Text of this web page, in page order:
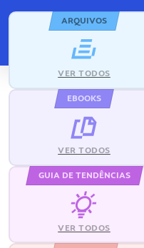
ARQUIVOS
VER TODOS
EBOOKS
VER TODOS
GUIA DE TENDÊNCIAS
VER TODOS